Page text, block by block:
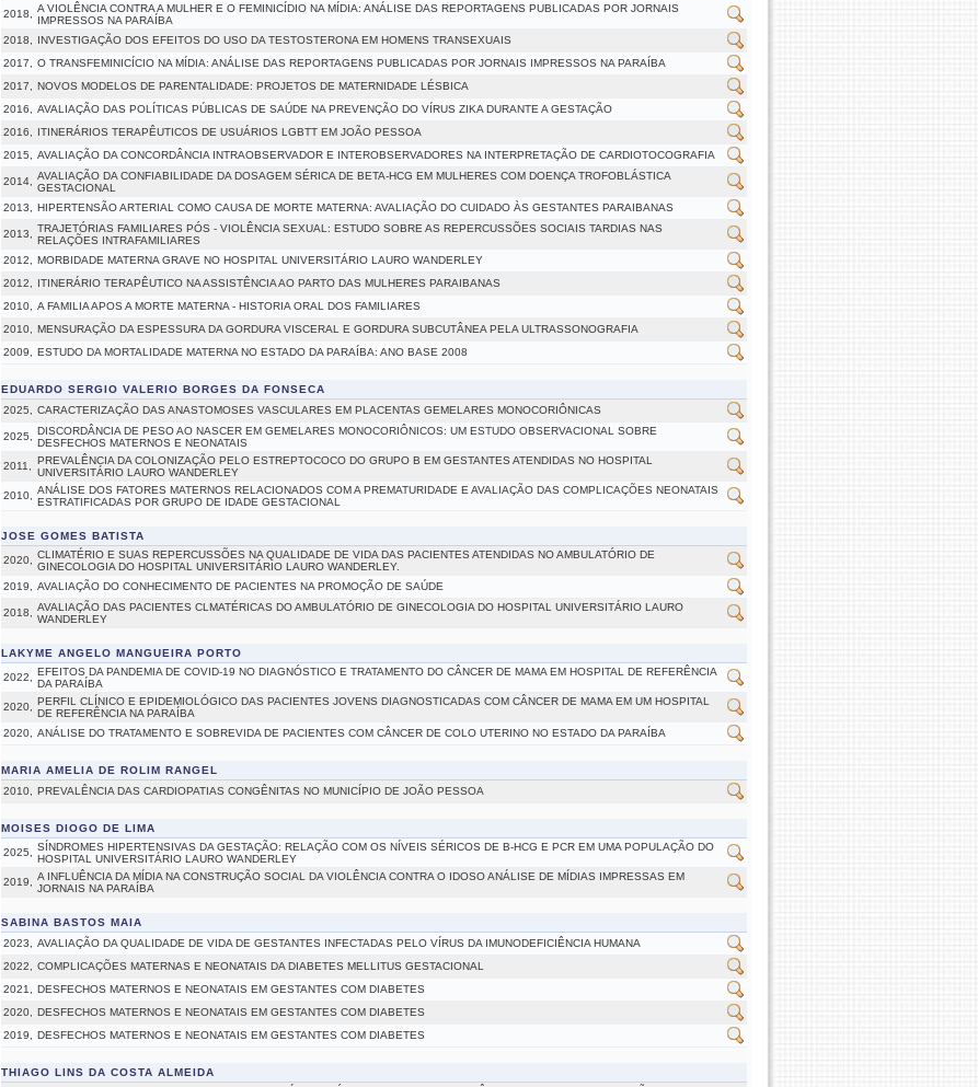
2018,
A VIOLÊNCIA CONTRA A MULHER E O FEMINICÍDIO NA MÍDIA: ANÁLISE DAS REPORTAGENS PUBLICADAS POR JORNAIS
IMPRESSOS NA PARAÍBA
2018,
INVESTIGAÇÃO DOS EFEITOS DO USO DA TESTOSTERONA EM HOMENS TRANSEXUAIS
2017,
O TRANSFEMINICÍCIO NA MÍDIA: ANÁLISE DAS REPORTAGENS PUBLICADAS POR JORNAIS IMPRESSOS NA PARAÍBA
2017,
NOVOS MODELOS DE PARENTALIDADE: PROJETOS DE MATERNIDADE LÉSBICA
2016,
AVALIAÇÃO DAS POLÍTICAS PÚBLICAS DE SAÚDE NA PREVENÇÃO DO VÍRUS ZIKA DURANTE A GESTAÇÃO
2016,
ITINERÁRIOS TERAPÊUTICOS DE USUÁRIOS LGBTT EM JOÃO PESSOA
2015,
AVALIAÇÃO DA CONCORDÂNCIA INTRAOBSERVADOR E INTEROBSERVADORES NA INTERPRETAÇÃO DE CARDIOTOCOGRAFIA
2014,
AVALIAÇÃO DA CONFIABILIDADE DA DOSAGEM SÉRICA DE BETA-HCG EM MULHERES COM DOENÇA TROFOBLÁSTICA
GESTACIONAL
2013,
HIPERTENSÃO ARTERIAL COMO CAUSA DE MORTE MATERNA: AVALIAÇÃO DO CUIDADO ÀS GESTANTES PARAIBANAS
2013,
TRAJETÓRIAS FAMILIARES PÓS - VIOLÊNCIA SEXUAL: ESTUDO SOBRE AS REPERCUSSÕES SOCIAIS TARDIAS NAS
RELAÇÕES INTRAFAMILIARES
2012,
MORBIDADE MATERNA GRAVE NO HOSPITAL UNIVERSITÁRIO LAURO WANDERLEY
2012,
ITINERÁRIO TERAPÊUTICO NA ASSISTÊNCIA AO PARTO DAS MULHERES PARAIBANAS
2010,
A FAMILIA APOS A MORTE MATERNA - HISTORIA ORAL DOS FAMILIARES
2010,
MENSURAÇÃO DA ESPESSURA DA GORDURA VISCERAL E GORDURA SUBCUTÂNEA PELA ULTRASSONOGRAFIA
2009,
ESTUDO DA MORTALIDADE MATERNA NO ESTADO DA PARAÍBA: ANO BASE 2008
EDUARDO SERGIO VALERIO BORGES DA FONSECA
2025,
CARACTERIZAÇÃO DAS ANASTOMOSES VASCULARES EM PLACENTAS GEMELARES MONOCORIÔNICAS
2025,
DISCORDÂNCIA DE PESO AO NASCER EM GEMELARES MONOCORIÔNICOS: UM ESTUDO OBSERVACIONAL SOBRE
DESFECHOS MATERNOS E NEONATAIS
2011,
PREVALÊNCIA DA COLONIZAÇÃO PELO ESTREPTOCOCO DO GRUPO B EM GESTANTES ATENDIDAS NO HOSPITAL
UNIVERSITÁRIO LAURO WANDERLEY
2010,
ANÁLISE DOS FATORES MATERNOS RELACIONADOS COM A PREMATURIDADE E AVALIAÇÃO DAS COMPLICAÇÕES NEONATAIS
ESTRATIFICADAS POR GRUPO DE IDADE GESTACIONAL
JOSE GOMES BATISTA
2020,
CLIMATÉRIO E SUAS REPERCUSSÕES NA QUALIDADE DE VIDA DAS PACIENTES ATENDIDAS NO AMBULATÓRIO DE
GINECOLOGIA DO HOSPITAL UNIVERSITÁRIO LAURO WANDERLEY.
2019,
AVALIAÇÃO DO CONHECIMENTO DE PACIENTES NA PROMOÇÃO DE SAÚDE
2018,
AVALIAÇÃO DAS PACIENTES CLMATÉRICAS DO AMBULATÓRIO DE GINECOLOGIA DO HOSPITAL UNIVERSITÁRIO LAURO
WANDERLEY
LAKYME ANGELO MANGUEIRA PORTO
2022,
EFEITOS DA PANDEMIA DE COVID-19 NO DIAGNÓSTICO E TRATAMENTO DO CÂNCER DE MAMA EM HOSPITAL DE REFERÊNCIA
DA PARAÍBA
2020,
PERFIL CLÍNICO E EPIDEMIOLÓGICO DAS PACIENTES JOVENS DIAGNOSTICADAS COM CÂNCER DE MAMA EM UM HOSPITAL
DE REFERÊNCIA NA PARAÍBA
2020,
ANÁLISE DO TRATAMENTO E SOBREVIDA DE PACIENTES COM CÂNCER DE COLO UTERINO NO ESTADO DA PARAÍBA
MARIA AMELIA DE ROLIM RANGEL
2010,
PREVALÊNCIA DAS CARDIOPATIAS CONGÊNITAS NO MUNICÍPIO DE JOÃO PESSOA
MOISES DIOGO DE LIMA
2025,
SÍNDROMES HIPERTENSIVAS DA GESTAÇÃO: RELAÇÃO COM OS NÍVEIS SÉRICOS DE B-HCG E PCR EM UMA POPULAÇÃO DO
HOSPITAL UNIVERSITÁRIO LAURO WANDERLEY
2019,
A INFLUÊNCIA DA MÍDIA NA CONSTRUÇÃO SOCIAL DA VIOLÊNCIA CONTRA O IDOSO ANÁLISE DE MÍDIAS IMPRESSAS EM
JORNAIS NA PARAÍBA
SABINA BASTOS MAIA
2023,
AVALIAÇÃO DA QUALIDADE DE VIDA DE GESTANTES INFECTADAS PELO VÍRUS DA IMUNODEFICIÊNCIA HUMANA
2022,
COMPLICAÇÕES MATERNAS E NEONATAIS DA DIABETES MELLITUS GESTACIONAL
2021,
DESFECHOS MATERNOS E NEONATAIS EM GESTANTES COM DIABETES
2020,
DESFECHOS MATERNOS E NEONATAIS EM GESTANTES COM DIABETES
2019,
DESFECHOS MATERNOS E NEONATAIS EM GESTANTES COM DIABETES
THIAGO LINS DA COSTA ALMEIDA